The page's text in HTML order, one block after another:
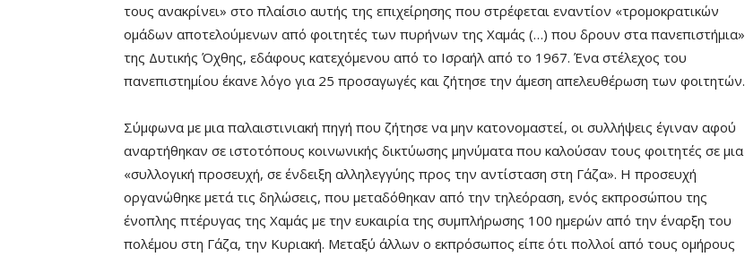
τους ανακρίνει» στο πλαίσιο αυτής της επιχείρησης που στρέφεται εναντίον «τρομοκρατικών
ομάδων αποτελούμενων από φοιτητές των πυρήνων της Χαμάς (…) που δρουν στα πανεπιστήμια»
της Δυτικής Όχθης, εδάφους κατεχόμενου από το Ισραήλ από το 1967. Ένα στέλεχος του
πανεπιστημίου έκανε λόγο για 25 προσαγωγές και ζήτησε την άμεση απελευθέρωση των φοιτητών.
Σύμφωνα με μια παλαιστινιακή πηγή που ζήτησε να μην κατονομαστεί, οι συλλήψεις έγιναν αφού
αναρτήθηκαν σε ιστοτόπους κοινωνικής δικτύωσης μηνύματα που καλούσαν τους φοιτητές σε μια
«συλλογική προσευχή, σε ένδειξη αλληλεγγύης προς την αντίσταση στη Γάζα». Η προσευχή
οργανώθηκε μετά τις δηλώσεις, που μεταδόθηκαν από την τηλεόραση, ενός εκπροσώπου της
ένοπλης πτέρυγας της Χαμάς με την ευκαιρία της συμπλήρωσης 100 ημερών από την έναρξη του
πολέμου στη Γάζα, την Κυριακή. Μεταξύ άλλων ο εκπρόσωπος είπε ότι πολλοί από τους ομήρους